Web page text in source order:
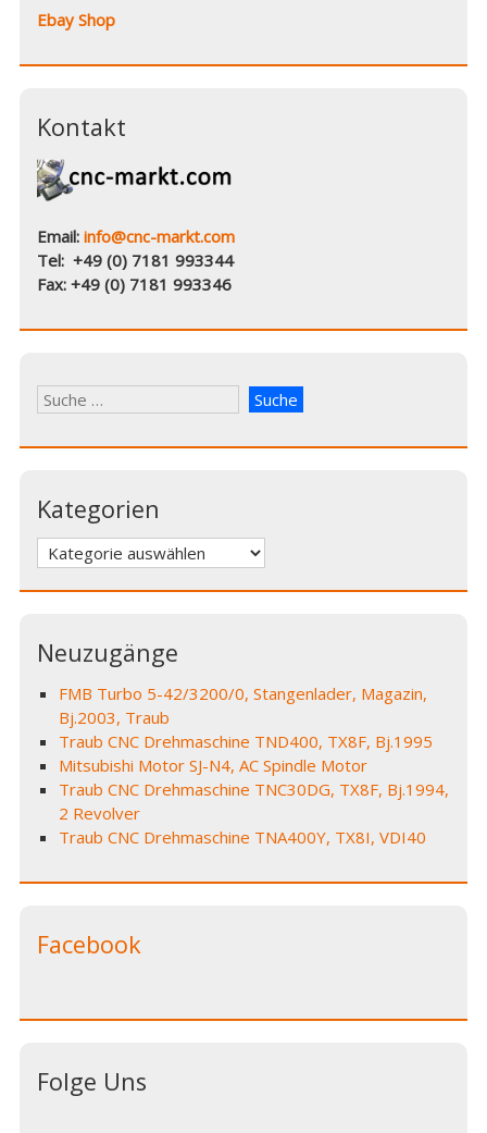
Ebay Shop
Kontakt
Email:info@cnc-markt.com
Tel: +49 (0) 7181 993344
Fax: +49 (0) 7181 993346
Kategorien
Kategorien
Neuzugänge
FMB Turbo 5-42/3200/0, Stangenlader, Magazin,
Bj.2003, Traub
Traub CNC Drehmaschine TND400, TX8F, Bj.1995
Mitsubishi Motor SJ-N4, AC Spindle Motor
Traub CNC Drehmaschine TNC30DG, TX8F, Bj.1994,
2 Revolver
Traub CNC Drehmaschine TNA400Y, TX8I, VDI40
Facebook
Folge Uns